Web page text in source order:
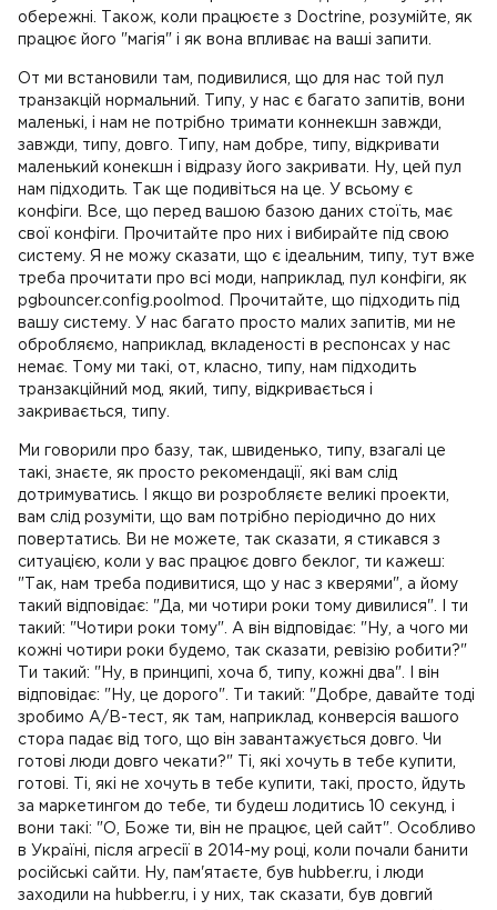
обережні. Також, коли працюєте з Doctrine, розумійте, як
працює його "магія" і як вона впливає на ваші запити.
От ми встановили там, подивилися, що для нас той пул
транзакцій нормальний. Типу, у нас є багато запитів, вони
маленькі, і нам не потрібно тримати коннекшн завжди,
завжди, типу, довго. Типу, нам добре, типу, відкривати
маленький конекшн і відразу його закривати. Ну, цей пул
нам підходить. Так ще подивіться на це. У всьому є
конфіги. Все, що перед вашою базою даних стоїть, має
свої конфіги. Прочитайте про них і вибирайте під свою
систему. Я не можу сказати, що є ідеальним, типу, тут вже
треба прочитати про всі моди, наприклад, пул конфіги, як
pgbouncer.config.poolmod. Прочитайте, що підходить під
вашу систему. У нас багато просто малих запитів, ми не
обробляємо, наприклад, вкладеності в респонсах у нас
немає. Тому ми такі, от, класно, типу, нам підходить
транзакційний мод, який, типу, відкривається і
закривається, типу.
Ми говорили про базу, так, швиденько, типу, взагалі це
такі, знаєте, як просто рекомендації, які вам слід
дотримуватись. І якщо ви розробляєте великі проекти,
вам слід розуміти, що вам потрібно періодично до них
повертатись. Ви не можете, так сказати, я стикався з
ситуацією, коли у вас працює довго беклог, ти кажеш:
"Так, нам треба подивитися, що у нас з кверями", а йому
такий відповідає: "Да, ми чотири роки тому дивилися". І ти
такий: "Чотири роки тому". А він відповідає: "Ну, а чого ми
кожні чотири роки будемо, так сказати, ревізію робити?"
Ти такий: "Ну, в принципі, хоча б, типу, кожні два". І він
відповідає: "Ну, це дорого". Ти такий: "Добре, давайте тоді
зробимо A/B-тест, як там, наприклад, конверсія вашого
стора падає від того, що він завантажується довго. Чи
готові люди довго чекати?" Ті, які хочуть в тебе купити,
готові. Ті, які не хочуть в тебе купити, такі, просто, йдуть
за маркетингом до тебе, ти будеш лодитись 10 секунд, і
вони такі: "О, Боже ти, він не працює, цей сайт". Особливо
в Україні, після агресії в 2014-му році, коли почали банити
російські сайти. Ну, пам'ятаєте, був hubber.ru, і люди
заходили на hubber.ru, і у них, так сказати, був довгий